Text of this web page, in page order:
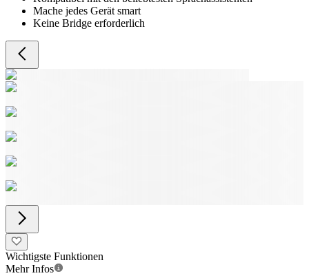
Mache jedes Gerät smart
Keine Bridge erforderlich
Wichtigste Funktionen
Mehr Infos